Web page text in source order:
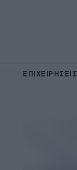
ΕΠΙΧΕΙΡΗΣΕΙΣ